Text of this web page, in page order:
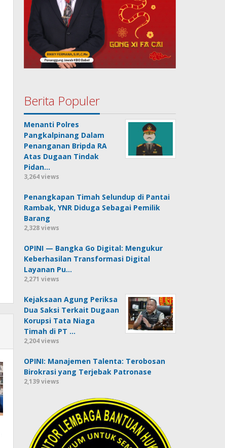
Berita Populer
Menanti Polres
Pangkalpinang Dalam
Penanganan Bripda RA
Atas Dugaan Tindak
Pidan…
3,264 views
Penangkapan Timah Selundup di Pantai
Rambak, YNR Diduga Sebagai Pemilik
Barang
2,328 views
OPINI — Bangka Go Digital: Mengukur
Keberhasilan Transformasi Digital
Layanan Pu…
2,271 views
Kejaksaan Agung Periksa
Dua Saksi Terkait Dugaan
Korupsi Tata Niaga
Timah di PT …
2,204 views
OPINI: Manajemen Talenta: Terobosan
Birokrasi yang Terjebak Patronase
2,139 views